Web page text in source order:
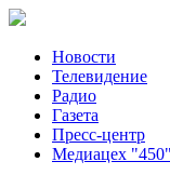
Новости
Телевидение
Радио
Газета
Пресс-центр
Медиацех "450"